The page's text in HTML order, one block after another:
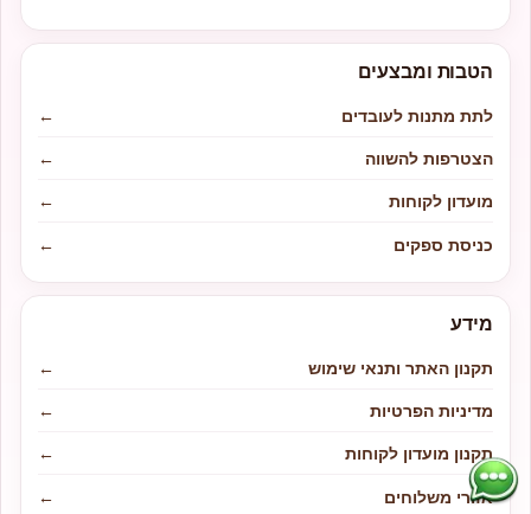
הטבות ומבצעים
לתת מתנות לעובדים
←
הצטרפות להשווה
←
מועדון לקוחות
←
כניסת ספקים
←
מידע
תקנון האתר ותנאי שימוש
←
מדיניות הפרטיות
←
תקנון מועדון לקוחות
←
אזורי משלוחים
←